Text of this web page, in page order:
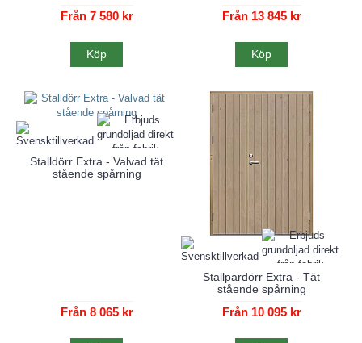
Från 7 580 kr
Köp
Från 13 845 kr
Köp
Stalldörr Extra - Valvad tät
stående spårning
Från 8 065 kr
Stallpardörr Extra - Tät
stående spårning
Från 10 095 kr